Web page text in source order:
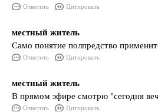
Ответить Цитировать
местный житель
Само понятие полпредство
Ответить Цитировать
местный житель
В прямом эфире смотрю "сегодня
Ответить Цитировать